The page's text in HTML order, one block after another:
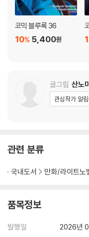
코믹 블루록 36
5,400원
10%
글그림 산노
관심작가 알
관련 분류
국내도서 만화/라이트노
품목정보
발행일
2026년